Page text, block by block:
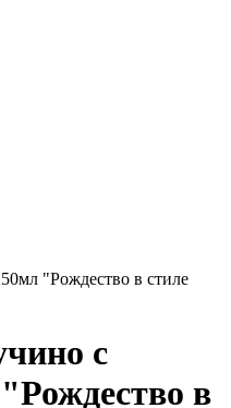
"Рождество в стиле
с
в